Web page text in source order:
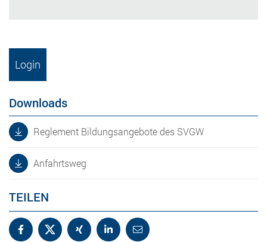
Login
Downloads
Reglement Bildungsangebote des SVGW
Anfahrtsweg
TEILEN